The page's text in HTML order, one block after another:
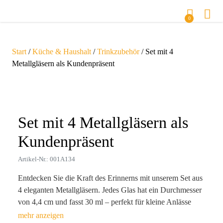
0
Start /Küche & Haushalt /Trinkzubehör/ Set mit 4
Metallgläsern als Kundenpräsent
Set mit 4 Metallgläsern als
Kundenpräsent
Artikel-Nr.: 001A134
Entdecken Sie die Kraft des Erinnerns mit unserem Set aus
4 eleganten Metallgläsern. Jedes Glas hat ein Durchmesser
von 4,4 cm und fasst 30 ml – perfekt für kleine Anlässe
oder als stilvolles Element in der Gastronomie. Durch die